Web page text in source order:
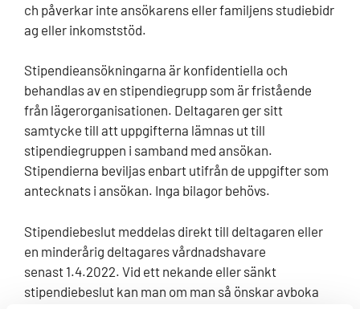
ch påverkar inte ansökarens eller familjens studiebidr
ag eller inkomststöd.
Stipendieansökningarna är konfidentiella och
behandlas av en stipendiegrupp som är fristående
från lägerorganisationen. Deltagaren ger sitt
samtycke till att uppgifterna lämnas ut till
stipendiegruppen i samband med ansökan.
Stipendierna beviljas enbart utifrån de uppgifter som
antecknats i ansökan. Inga bilagor behövs.
Stipendiebeslut meddelas direkt till deltagaren eller
en minderårig deltagares vårdnadshavare
senast 1.4.2022. Vid ett nekande eller sänkt
stipendiebeslut kan man om man så önskar avboka